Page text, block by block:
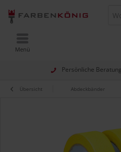
Persönliche
Menü
Übersicht Abdeckbänder